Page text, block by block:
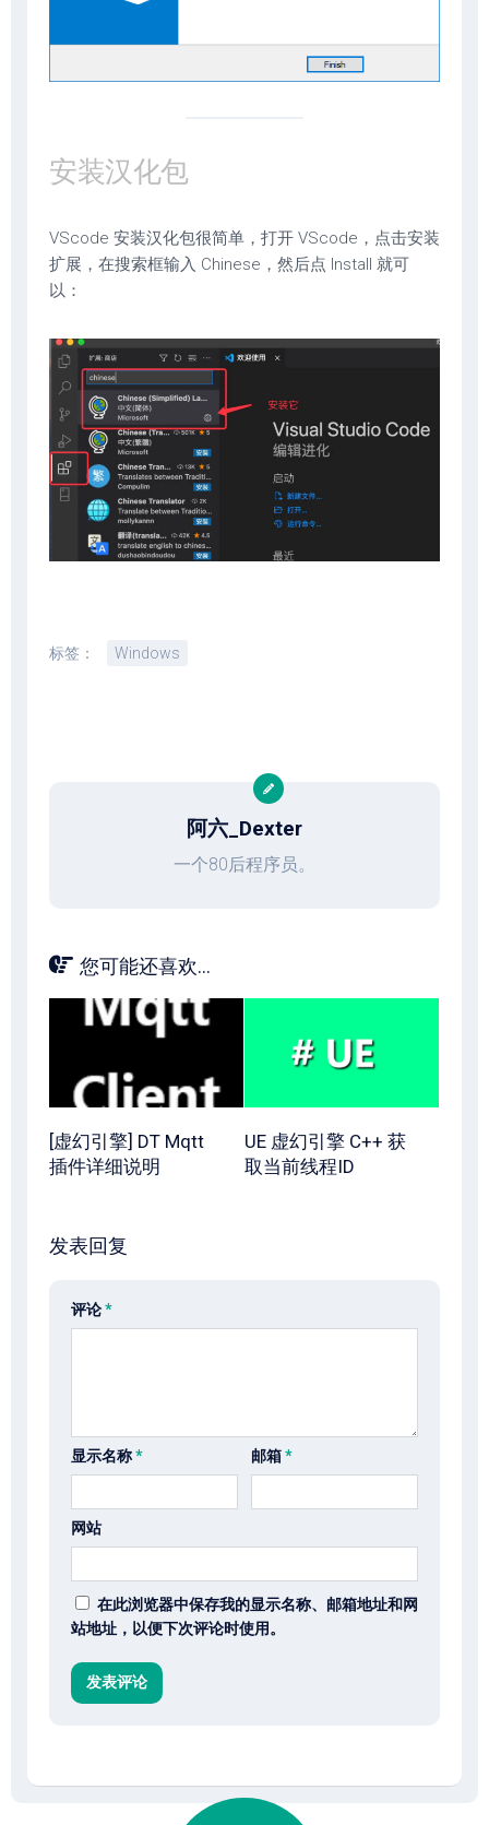
安装汉化包
VScode 安装汉化包很简单，打开 VScode，点击安装
扩展，在搜索框输入 Chinese，然后点 Install 就可
以：
标签： Windows
阿六_Dexter
一个80后程序员。
您可能还喜欢...
[虚幻引擎] DT Mqtt
插件详细说明
UE 虚幻引擎 C++ 获
取当前线程ID
发表回复
评论*
显示名称* 邮箱*
网站
在此浏览器中保存我的显示名称、邮箱地址和网
站地址，以便下次评论时使用。